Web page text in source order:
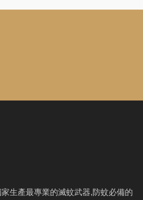
生產最專業的滅蚊武器,防蚊必備的